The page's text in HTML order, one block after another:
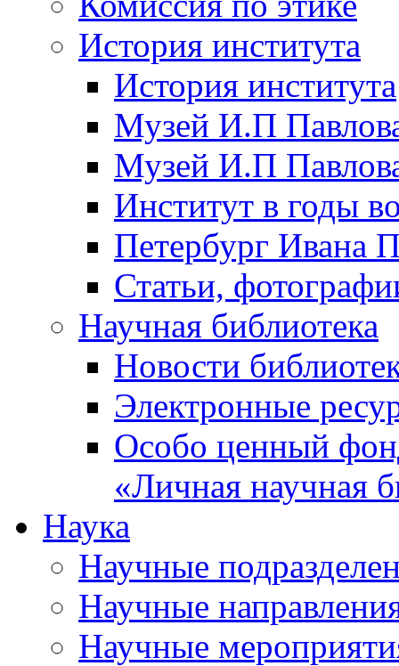
История института
История института
Музей И.П
Музей И.П
Институт в годы
Петербург Ивана
Статьи,
Научная библиотека
Новости
Электронные
Особо ценный
«Личная научная
Наука
Научные
Научные
Научные